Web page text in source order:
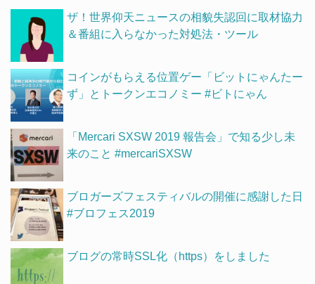
ザ！世界仰天ニュースの相貌失認回に取材協力
＆番組に入らなかった対処法・ツール
コインがもらえる位置ゲー「ビットにゃんたー
ず」とトークンエコノミー #ビトにゃん
「Mercari SXSW 2019 報告会」で知る少し未
来のこと #mercariSXSW
ブロガーズフェスティバルの開催に感謝した日
#ブロフェス2019
ブログの常時SSL化（https）をしました